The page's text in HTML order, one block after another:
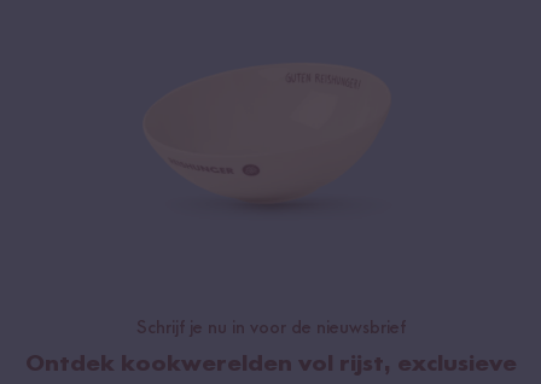
Schrijf je nu in voor de nieuwsbrief
Ontdek kookwerelden vol rijst, exclusieve